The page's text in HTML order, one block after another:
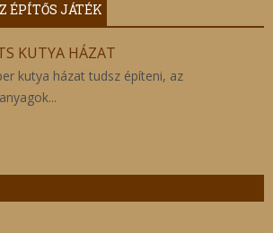
ÉPÍTŐS JÁTÉK
KUTYA HÁZAT
kutya házat tudsz építeni, az